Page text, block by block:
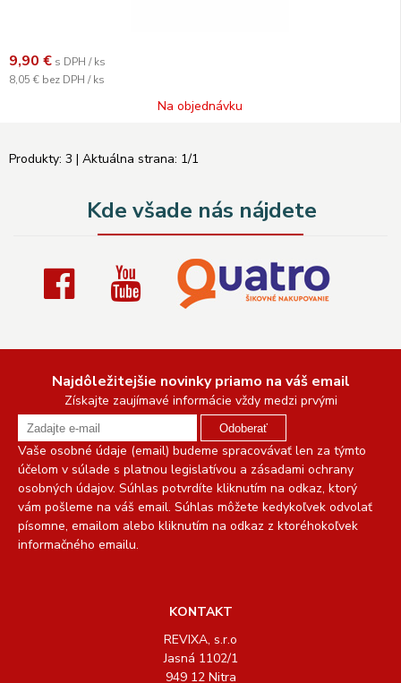
9,90 € s DPH / ks
8,05 € bez DPH / ks
Na objednávku
Produkty: 3 | Aktuálna strana: 1/1
Kde všade nás nájdete
Najdôležitejšie novinky priamo na váš email
Získajte zaujímavé informácie vždy medzi prvými
Odoberať
Vaše osobné údaje (email) budeme spracovávať len za týmto
účelom v súlade s platnou legislatívou a zásadami ochrany
osobných údajov. Súhlas potvrdíte kliknutím na odkaz, ktorý
vám pošleme na váš email. Súhlas môžete kedykoľvek odvolať
písomne, emailom alebo kliknutím na odkaz z ktoréhokoľvek
informačného emailu.
KONTAKT
REVIXA, s.r.o
Jasná 1102/1
949 12 Nitra